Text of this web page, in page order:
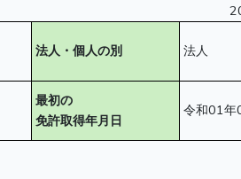
法人・個人の別 法人
最初の
免許取得年月日
令和01年